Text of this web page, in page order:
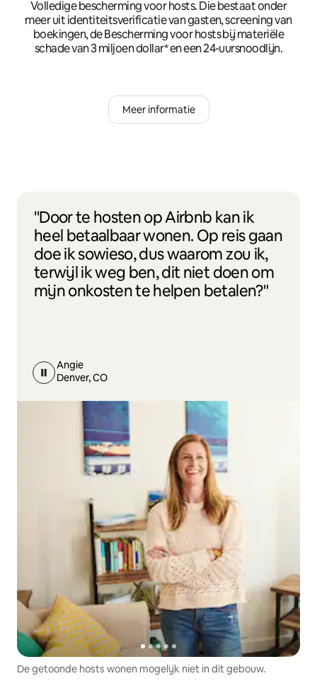
Volledige bescherming voor hosts. Die bestaat onder
meer uit identiteitsverificatie van gasten, screening van
boekingen, de Bescherming voor hosts bij materiële
schade van 3 miljoen dollar* en een 24-uursnoodlijn.
Meer informatie
"Door te hosten op Airbnb kan ik
heel betaalbaar wonen. Op reis gaan
doe ik sowieso, dus waarom zou ik,
terwijl ik weg ben, dit niet doen om
mijn onkosten te helpen betalen?"
Angie
Denver, CO
De getoonde hosts wonen mogelijk niet in dit gebouw.